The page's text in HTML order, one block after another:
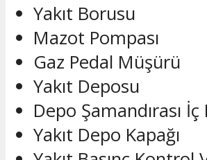
Yakıt Borusu
Mazot Pompası
Gaz Pedal Müşürü
Yakıt Deposu
Depo Şamandırası İç
Yakıt Depo Kapağı